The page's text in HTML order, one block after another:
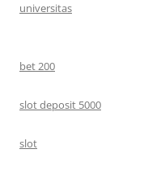
universitas
bet 200
slot deposit 5000
slot